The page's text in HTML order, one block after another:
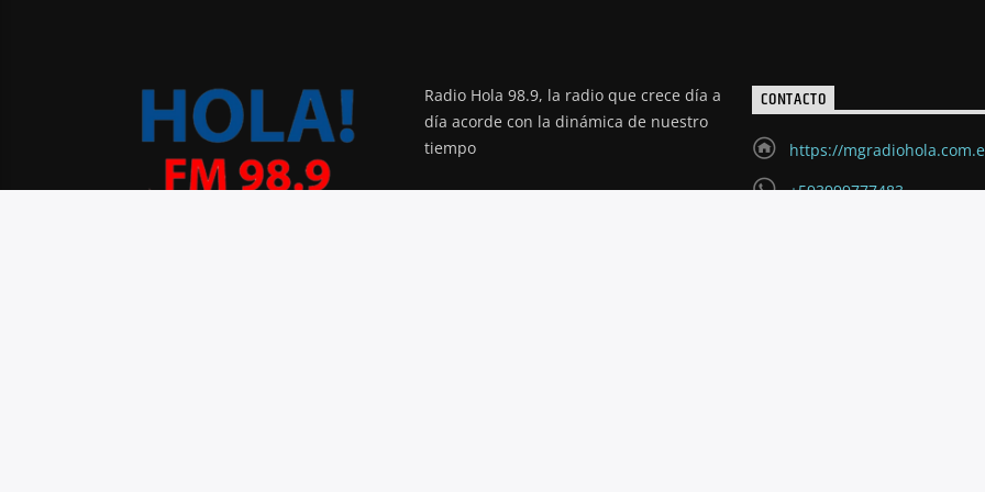
Radio Hola 98.9, la radio que crece día a
día acorde con la dinámica de nuestro
tiempo
CONTACTO
https://
+593999777483